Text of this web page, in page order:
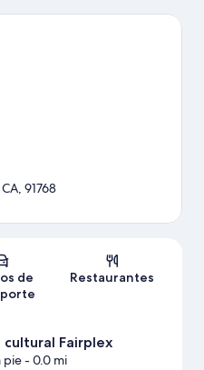
Park y Parque estatal Chino
Sección del mapa
91768
de
Restaurantes
cultural Fairplex
pie- 0.0 mi